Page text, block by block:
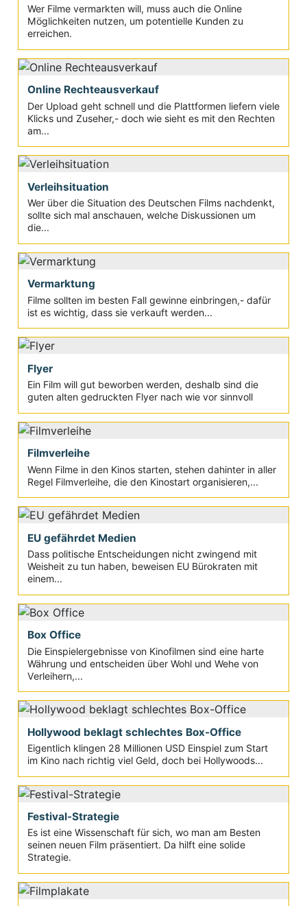
Wer Filme vermarkten will, muss auch die Online
Möglichkeiten nutzen, um potentielle Kunden zu
erreichen.
Online Rechteausverkauf
Der Upload geht schnell und die Plattformen liefern viele
Klicks und Zuseher,- doch wie sieht es mit den Rechten
am...
Verleihsituation
Wer über die Situation des Deutschen Films nachdenkt,
sollte sich mal anschauen, welche Diskussionen um
die...
Vermarktung
Filme sollten im besten Fall gewinne einbringen,- dafür
ist es wichtig, dass sie verkauft werden...
Flyer
Ein Film will gut beworben werden, deshalb sind die
guten alten gedruckten Flyer nach wie vor sinnvoll
Filmverleihe
Wenn Filme in den Kinos starten, stehen dahinter in aller
Regel Filmverleihe, die den Kinostart organisieren,...
EU gefährdet Medien
Dass politische Entscheidungen nicht zwingend mit
Weisheit zu tun haben, beweisen EU Bürokraten mit
einem...
Box Office
Die Einspielergebnisse von Kinofilmen sind eine harte
Währung und entscheiden über Wohl und Wehe von
Verleihern,...
Hollywood beklagt schlechtes Box-Office
Eigentlich klingen 28 Millionen USD Einspiel zum Start
im Kino nach richtig viel Geld, doch bei Hollywoods...
Festival-Strategie
Es ist eine Wissenschaft für sich, wo man am Besten
seinen neuen Film präsentiert. Da hilft eine solide
Strategie.